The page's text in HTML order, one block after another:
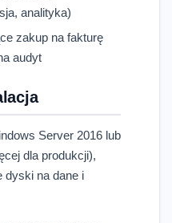
analityka)
zakup na fakturę
audyt
Server 2016 lub
dla produkcji),
dyski na dane i